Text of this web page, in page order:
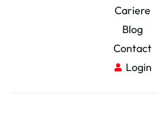
Cariere
Blog
Contact
Login